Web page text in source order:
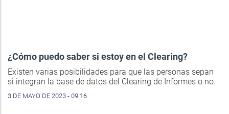
¿Cómo puedo saber si estoy en el Clearing?
Existen varias posibilidades para que las personas sepan
si integran la base de datos del Clearing de Informes o no.
3 DE MAYO DE 2023 - 09:16